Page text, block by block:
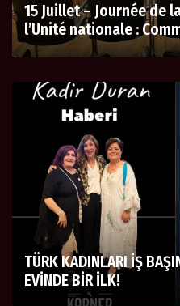
15 Juillet – Journée de
l’Unité nationale :
TÜRK KADINLARI İŞ
EVİNDE BİR İLK!